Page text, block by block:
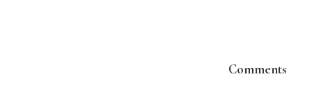
Comments